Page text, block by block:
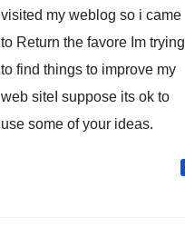
visited my weblog so i came
to Return the favore Im trying
to find things to improve my
web siteI suppose its ok to
use some of your ideas.